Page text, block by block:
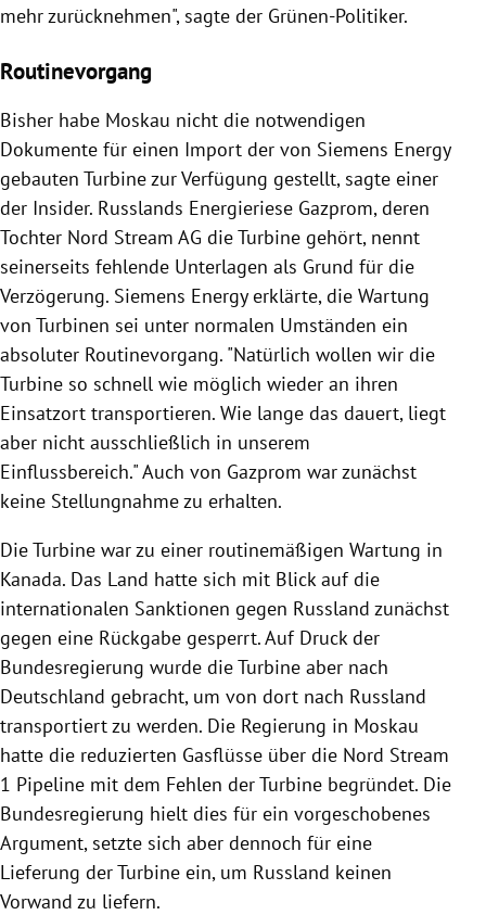
mehr zurücknehmen", sagte der Grünen-Politiker.
Routinevorgang
Bisher habe Moskau nicht die notwendigen
Dokumente für einen Import der von Siemens Energy
gebauten Turbine zur Verfügung gestellt, sagte einer
der Insider. Russlands Energieriese Gazprom, deren
Tochter Nord Stream AG die Turbine gehört, nennt
seinerseits fehlende Unterlagen als Grund für die
Verzögerung. Siemens Energy erklärte, die Wartung
von Turbinen sei unter normalen Umständen ein
absoluter Routinevorgang. "Natürlich wollen wir die
Turbine so schnell wie möglich wieder an ihren
Einsatzort transportieren. Wie lange das dauert, liegt
aber nicht ausschließlich in unserem
Einflussbereich." Auch von Gazprom war zunächst
keine Stellungnahme zu erhalten.
Die Turbine war zu einer routinemäßigen Wartung in
Kanada. Das Land hatte sich mit Blick auf die
internationalen Sanktionen gegen Russland zunächst
gegen eine Rückgabe gesperrt. Auf Druck der
Bundesregierung wurde die Turbine aber nach
Deutschland gebracht, um von dort nach Russland
transportiert zu werden. Die Regierung in Moskau
hatte die reduzierten Gasflüsse über die Nord Stream
1 Pipeline mit dem Fehlen der Turbine begründet. Die
Bundesregierung hielt dies für ein vorgeschobenes
Argument, setzte sich aber dennoch für eine
Lieferung der Turbine ein, um Russland keinen
Vorwand zu liefern.